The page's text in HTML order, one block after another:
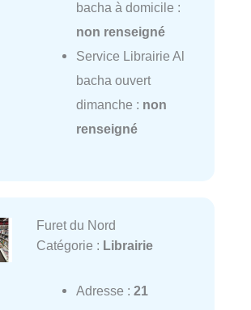
bacha à domicile :
non renseigné
Service Librairie Al
bacha ouvert
dimanche : non
renseigné
Furet du Nord
Catégorie : Librairie
Adresse : 21